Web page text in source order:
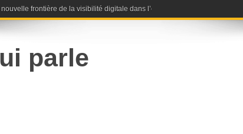
frontière de la visibilité digitale dans l’ère de l’intelligence artificielle